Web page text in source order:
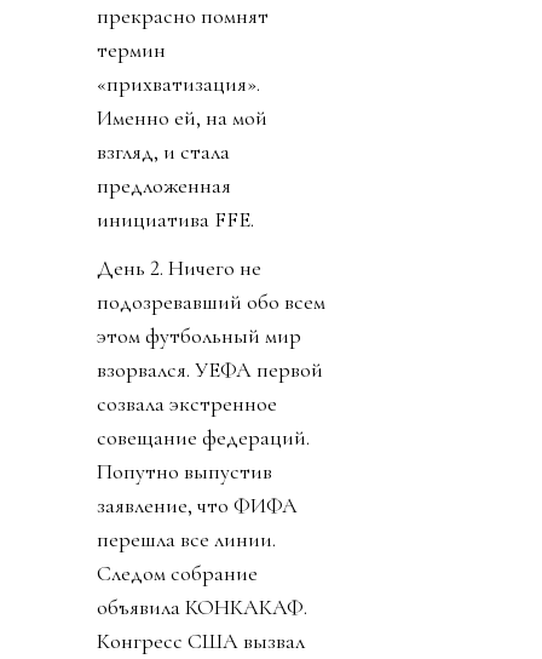
прекрасно помнят
термин
«прихватизация».
Именно ей, на мой
взгляд, и стала
предложенная
инициатива FFE.
День 2. Ничего не
подозревавший обо всем
этом футбольный мир
взорвался. УЕФА первой
созвала экстренное
совещание федераций.
Попутно выпустив
заявление, что ФИФА
перешла все линии.
Следом собрание
объявила КОНКАКАФ.
Конгресс США вызвал